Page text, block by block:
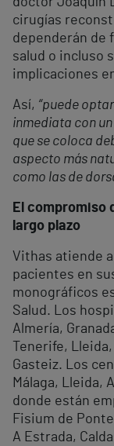
cirugías
dependerán de
salud o incluso
implicaciones
Así, “puede
inmediata con
que se coloca
aspecto más
como las de
El compromiso
largo plazo
Vithas atiende
pacientes en
monográficos
Salud. Los
Almería,
Tenerife,
Gasteiz. Los
Málaga, Lleida,
donde están
Fisium de
A Estrada,